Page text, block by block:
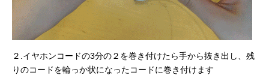
２.イヤホンコードの3分の２を巻き付けたら手から抜き出し、残
りのコードを輪っか状になったコードに巻き付けます